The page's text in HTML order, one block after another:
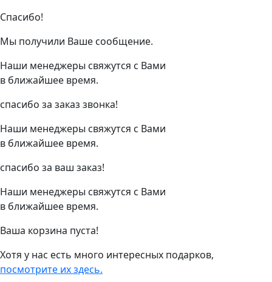
Спасибо!
Мы получили Ваше сообщение.
Наши менеджеры свяжутся с Вами
в ближайшее время.
спасибо за заказ звонка!
Наши менеджеры свяжутся с Вами
в ближайшее время.
спасибо за ваш заказ!
Наши менеджеры свяжутся с Вами
в ближайшее время.
Ваша корзина пуста!
Хотя у нас есть много интересных подарков,
посмотрите их здесь.